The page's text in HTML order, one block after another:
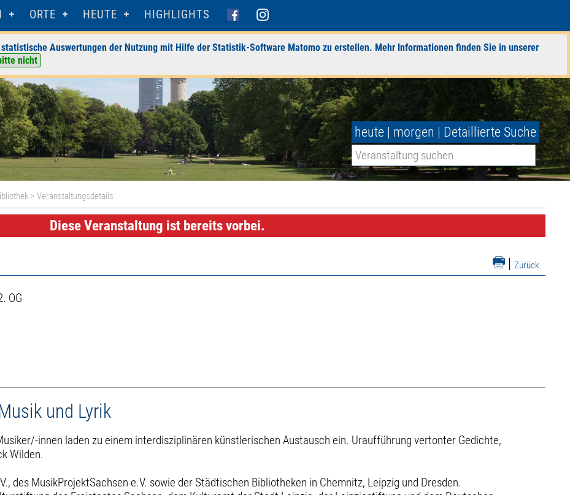
ORTE HEUTE HIGHLIGHTS
Auswertungen der Nutzung mit Hilfe der Statistik-Software Matomo zu erstellen. Mehr Informationen finden Sie in unserer
nicht
heute | morgen | Detaillierte Suche
> Veranstaltungsdetails
Diese Veranstaltung ist bereits vorbei.
| Zurück
OG
und Lyrik
innen laden zu einem interdisziplinären künstlerischen Austausch ein. Uraufführung vertonter Gedichte,
Wilden.
des MusikProjektSachsen e.V. sowie der Städtischen Bibliotheken in Chemnitz, Leipzig und Dresden.